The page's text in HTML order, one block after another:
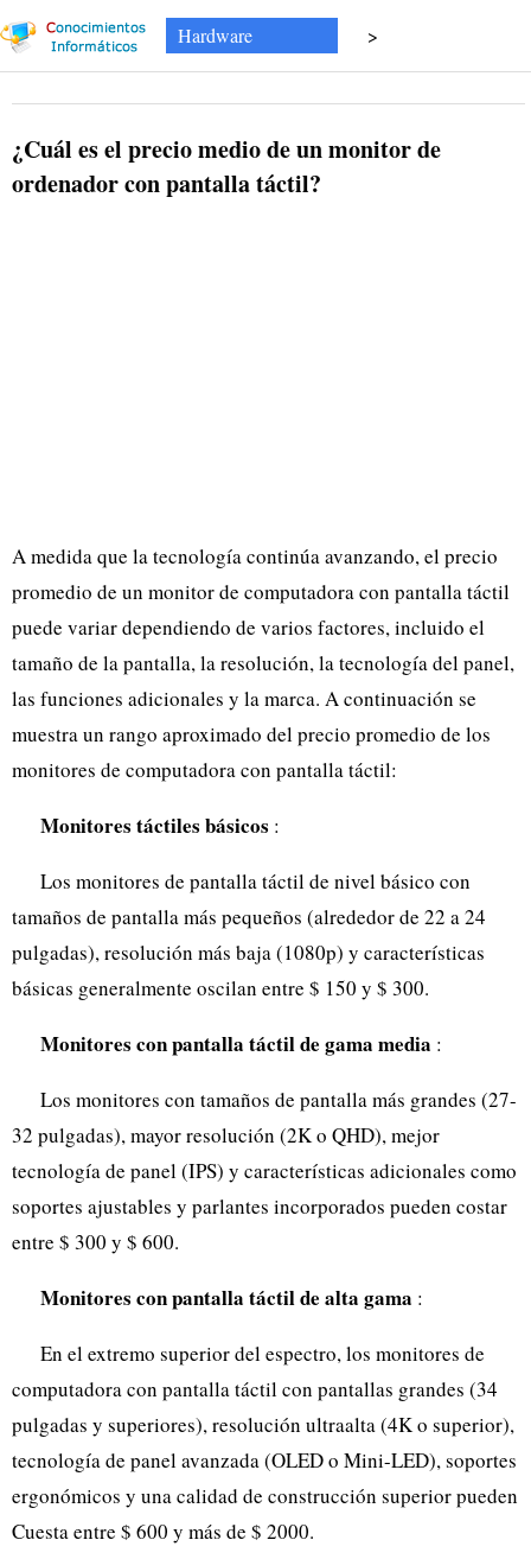
Hardware >
¿Cuál es el precio medio de un monitor de
ordenador con pantalla táctil?
A medida que la tecnología continúa avanzando, el precio
promedio de un monitor de computadora con pantalla táctil
puede variar dependiendo de varios factores, incluido el
tamaño de la pantalla, la resolución, la tecnología del panel,
las funciones adicionales y la marca. A continuación se
muestra un rango aproximado del precio promedio de los
monitores de computadora con pantalla táctil:
Monitores táctiles básicos :
Los monitores de pantalla táctil de nivel básico con
tamaños de pantalla más pequeños (alrededor de 22 a 24
pulgadas), resolución más baja (1080p) y características
básicas generalmente oscilan entre $ 150 y $ 300.
Monitores con pantalla táctil de gama media :
Los monitores con tamaños de pantalla más grandes (27-
32 pulgadas), mayor resolución (2K o QHD), mejor
tecnología de panel (IPS) y características adicionales como
soportes ajustables y parlantes incorporados pueden costar
entre $ 300 y $ 600.
Monitores con pantalla táctil de alta gama :
En el extremo superior del espectro, los monitores de
computadora con pantalla táctil con pantallas grandes (34
pulgadas y superiores), resolución ultraalta (4K o superior),
tecnología de panel avanzada (OLED o Mini-LED), soportes
ergonómicos y una calidad de construcción superior pueden
Cuesta entre $ 600 y más de $ 2000.